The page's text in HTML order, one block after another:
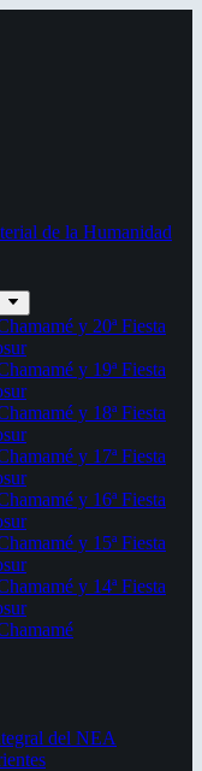
de la Humanidad
y 20ª Fiesta
y 19ª Fiesta
y 18ª Fiesta
y 17ª Fiesta
y 16ª Fiesta
y 15ª Fiesta
y 14ª Fiesta
del NEA